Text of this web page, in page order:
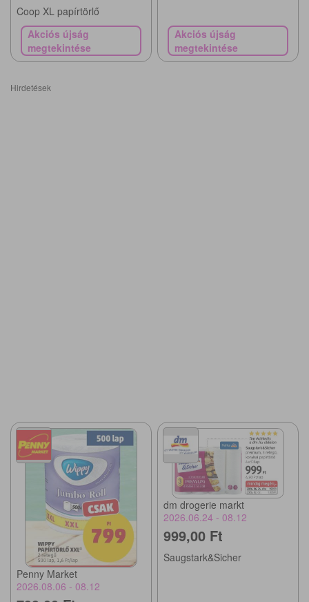
Coop XL papírtörlő
Akciós újság
megtekintése
Akciós újság
megtekintése
Hirdetések
Penny Market
2026.08.06 - 08.12
dm drogerie markt
2026.06.24 - 08.12
999,00 Ft
Saugstark&Sicher